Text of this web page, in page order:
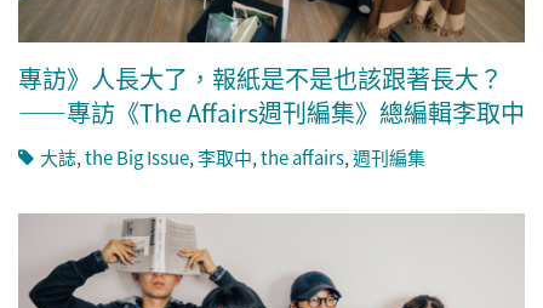
專訪》人長大了，報紙是不是也該跟著長大？
——專訪《The Affairs週刊編集》總編輯李取中
大誌,the Big Issue,李取中,the affairs,週刊編集